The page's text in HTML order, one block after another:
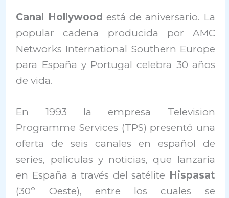
Canal Hollywood está de aniversario. La
popular cadena producida por AMC
Networks International Southern Europe
para España y Portugal celebra 30 años
de vida.
En 1993 la empresa Television
Programme Services (TPS) presentó una
oferta de seis canales en español de
series, películas y noticias, que lanzaría
en España a través del satélite Hispasat
(30º Oeste), entre los cuales se